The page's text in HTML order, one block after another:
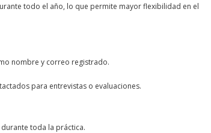
todo el año, lo que permite mayor flexibilidad en el
nombre y correo registrado.
para entrevistas o evaluaciones.
toda la práctica.